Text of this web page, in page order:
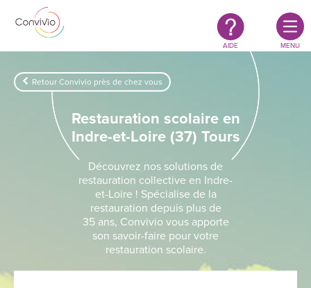
Aller au contenu principal
Restauration
authentique
responsable
AIDE MENU
Retour Convivio près de chez vous
Restauration scolaire en
Indre-et-Loire (37) Tours
Découvrez nos solutions de
restauration collective en Indre-
et-Loire ! Spécialise de la
restauration depuis plus de
35 ans, Convivio vous apporte
son savoir-faire pour votre
restauration scolaire.